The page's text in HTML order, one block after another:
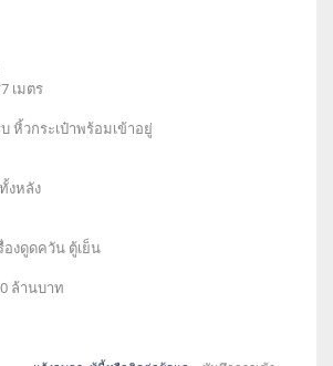
เมตร
หิ้วกระเป๋าพร้อมเข้าอยู่
งหลัง
องดูดควัน ตู้เย็น
ล้านบาท